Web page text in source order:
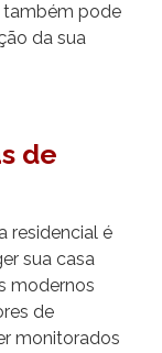
também pode
da sua
de
residencial é
sua casa
modernos
de
monitorados